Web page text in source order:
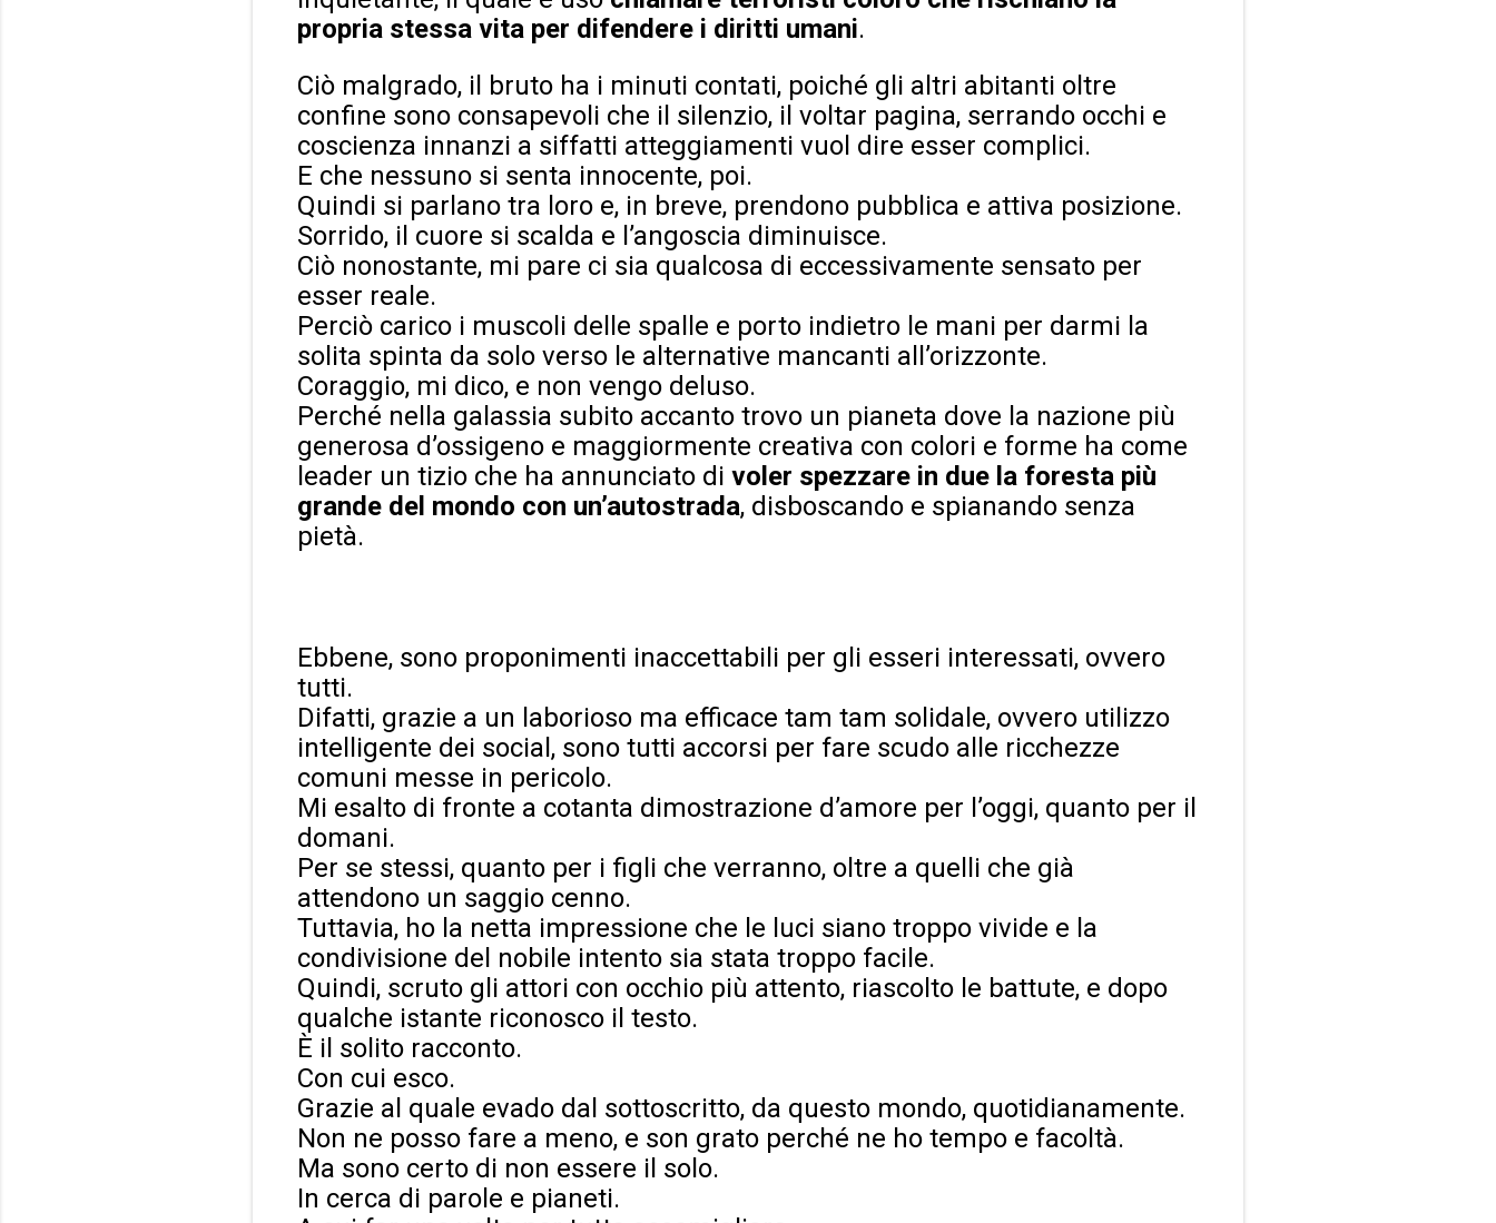
propria stessa vita per difendere i diritti umani.
Ciò malgrado, il bruto ha i minuti contati, poiché gli altri abitanti oltre
confine sono consapevoli che il silenzio, il voltar pagina, serrando occhi e
coscienza innanzi a siffatti atteggiamenti vuol dire esser complici.
E che nessuno si senta innocente, poi.
Quindi si parlano tra loro e, in breve, prendono pubblica e attiva posizione.
Sorrido, il cuore si scalda e l’angoscia diminuisce.
Ciò nonostante, mi pare ci sia qualcosa di eccessivamente sensato per
esser reale.
Perciò carico i muscoli delle spalle e porto indietro le mani per darmi la
solita spinta da solo verso le alternative mancanti all’orizzonte.
Coraggio, mi dico, e non vengo deluso.
Perché nella galassia subito accanto trovo un pianeta dove la nazione più
generosa d’ossigeno e maggiormente creativa con colori e forme ha come
leader un tizio che ha annunciato di voler spezzare in due la foresta più
grande del mondo con un’autostrada, disboscando e spianando senza
pietà.
Ebbene, sono proponimenti inaccettabili per gli esseri interessati, ovvero
tutti.
Difatti, grazie a un laborioso ma efficace tam tam solidale, ovvero utilizzo
intelligente dei social, sono tutti accorsi per fare scudo alle ricchezze
comuni messe in pericolo.
Mi esalto di fronte a cotanta dimostrazione d’amore per l’oggi, quanto per il
domani.
Per se stessi, quanto per i figli che verranno, oltre a quelli che già
attendono un saggio cenno.
Tuttavia, ho la netta impressione che le luci siano troppo vivide e la
condivisione del nobile intento sia stata troppo facile.
Quindi, scruto gli attori con occhio più attento, riascolto le battute, e dopo
qualche istante riconosco il testo.
È il solito racconto.
Con cui esco.
Grazie al quale evado dal sottoscritto, da questo mondo, quotidianamente.
Non ne posso fare a meno, e son grato perché ne ho tempo e facoltà.
Ma sono certo di non essere il solo.
In cerca di parole e pianeti.